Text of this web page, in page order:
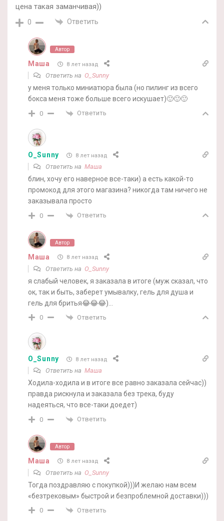
цена такая заманчивая))
0 Ответить
Автор
Маша 8 лет назад
Ответить на O_Sunny
у меня только миниатюра была (но пилинг из всего
бокса меня тоже больше всего искушает)🙂🙂🙂
0 Ответить
O_Sunny 8 лет назад
Ответить на Маша
блин, хочу его наверное все-таки) а есть какой-то
промокод для этого магазина? никогда там ничего не
заказывала просто
0 Ответить
Автор
Маша 8 лет назад
Ответить на O_Sunny
я слабый человек, я заказала в итоге (муж сказал, что
ок, так и быть, заберет умывалку, гель для душа и
гель для бритья😂😂😂)…
0 Ответить
O_Sunny 8 лет назад
Ответить на Маша
Ходила-ходила и в итоге все равно заказала сейчас))
правда рискнула и заказала без трека, буду
надеяться, что все-таки доедет)
0 Ответить
Автор
Маша 8 лет назад
Ответить на O_Sunny
Тогда поздравляю с покупкой)))И желаю нам всем
«безтрековым» быстрой и безпроблемной доставки)))
0 Ответить